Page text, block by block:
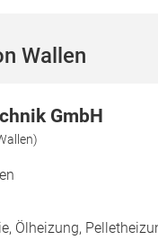
Wallen
GmbH
Ölheizung,